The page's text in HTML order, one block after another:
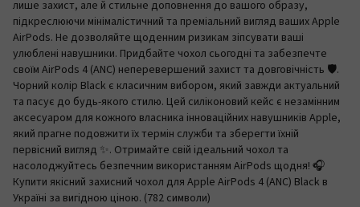
лише захист, але й стильне доповнення до вашого образу,
підкреслюючи мінімалістичний та преміальний вигляд ваших Apple
AirPods. Не дозволяйте щоденним ризикам зіпсувати ваші
улюблені навушники. Придбайте чохол сьогодні та забезпечте
своїм AirPods 4 (ANC) неперевершений захист та довговічність 🛡️.
Чорний колір Black є класичним вибором, який завжди актуальний
та пасує до будь-якого стилю. Цей силіконовий кейс є незамінним
аксесуаром для кожного власника інноваційних навушників Apple,
який прагне подовжити їх термін служби та зберегти їхній
первісний вигляд ✨. Отримайте свій ідеальний чохол та
насолоджуйтесь безпечним використанням AirPods щодня! 🎧
Купити якісний захисний чохол для Apple AirPods 4 (ANC) Black в
Україні за вигідною ціною. (782 символи)